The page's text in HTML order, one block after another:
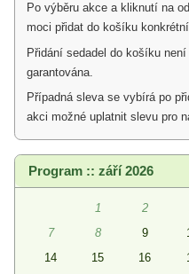
Po výběru akce a kliknutí na
moci přidat do košíku
Přidání sedadel do košíku
garantována.
Případná sleva se vybírá po
akci možné uplatnit slevu pro
Program :: září 2026
1 2
7
8 9
14
15 16